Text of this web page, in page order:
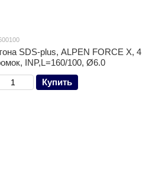
SDS-plus, ALPEN FORCE X, 4
INP,L=160/100, Ø6.0
Купить